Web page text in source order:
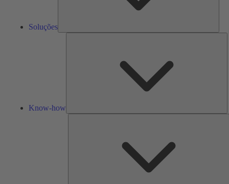
Soluções
Know-how